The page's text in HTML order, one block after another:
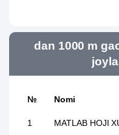
dan 1000 m
№ Nomi
1 MATLAB HOJI